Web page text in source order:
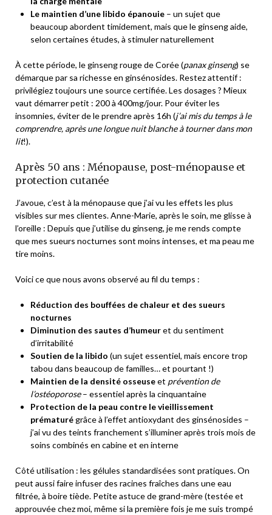
Le maintien d’une libido épanouie – un sujet que
beaucoup abordent timidement, mais que le ginseng aide,
selon certaines études, à stimuler naturellement
À cette période, le ginseng rouge de Corée (panax ginseng) se
démarque par sa richesse en ginsénosides. Restez attentif :
privilégiez toujours une source certifiée. Les dosages ? Mieux
vaut démarrer petit : 200 à 400mg/jour. Pour éviter les
insomnies, éviter de le prendre après 16h (j’ai mis du temps à le
comprendre, après une longue nuit blanche à tourner dans mon
lit!).
Après 50 ans : Ménopause, post-ménopause et
protection cutanée
J’avoue, c’est à la ménopause que j’ai vu les effets les plus
visibles sur mes clientes. Anne-Marie, après le soin, me glisse à
l’oreille : Depuis que j’utilise du ginseng, je me rends compte
que mes sueurs nocturnes sont moins intenses, et ma peau me
tire moins.
Voici ce que nous avons observé au fil du temps :
Réduction des bouffées de chaleur et des sueurs
nocturnes
Diminution des sautes d’humeuret du sentiment
d’irritabilité
Soutien de la libido (un sujet essentiel, mais encore trop
tabou dans beaucoup de familles… et pourtant !)
Maintien de la densité osseuseet prévention de
l’ostéoporose– essentiel après la cinquantaine
Protection de la peau contre le vieillissement
prématurégrâce à l’effet antioxydant des ginsénosides –
j’ai vu des teints franchement s’illuminer après trois mois de
soins combinés en cabine et en interne
Côté utilisation : les gélules standardisées sont pratiques. On
peut aussi faire infuser des racines fraîches dans une eau
filtrée, à boire tiède. Petite astuce de grand-mère (testée et
approuvée chez moi, même si la première fois je me suis trompé